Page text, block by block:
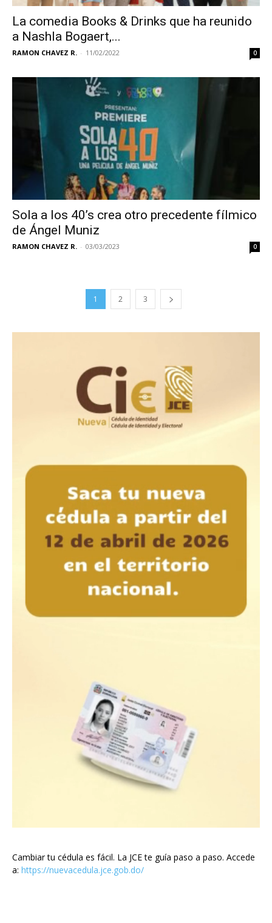
La comedia Books & Drinks que ha reunido
a Nashla Bogaert,...
RAMON CHAVEZ R. - 11/02/2022 0
Sola a los 40’s crea otro precedente fílmico
de Ángel Muniz
RAMON CHAVEZ R. - 03/03/2023 0
1 2 3
Cambiar tu cédula es fácil. La JCE te guía paso a paso. Accede
a: https://nuevacedula.jce.gob.do/